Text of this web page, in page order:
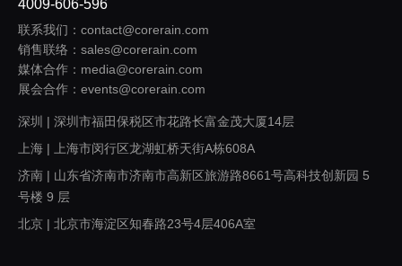
4009-606-596
联系我们：contact@corerain.com
销售联络：sales@corerain.com
媒体合作：media@corerain.com
展会合作：events@corerain.com
深圳 | 深圳市福田保税区市花路长富金茂大厦14层
上海 | 上海市闵行区龙湖虹桥天街A栋608A
济南 | 山东省济南市济南市高新区旅游路8661号高科技创新园 5
号楼 9 层
北京 | 北京市海淀区知春路23号4层406A室